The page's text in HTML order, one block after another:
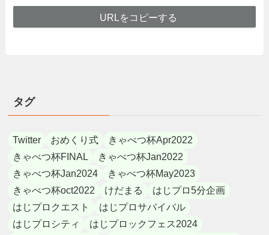
URLをコピーする
タグ
Twitter おめくり式
きゃべつ杯Apr2022
きゃべつ杯FINAL
きゃべつ杯Jan2022
きゃべつ杯Jan2024
きゃべつ杯May2023
きゃべつ杯oct2022
けだまる
はじプロ5分企画
はじプロクエスト
はじプロサバイバル
はじプロシティ
はじプロックフェス2024